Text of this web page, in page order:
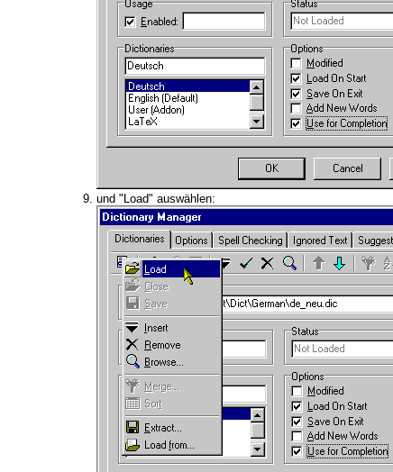
und "Load" auswählen: